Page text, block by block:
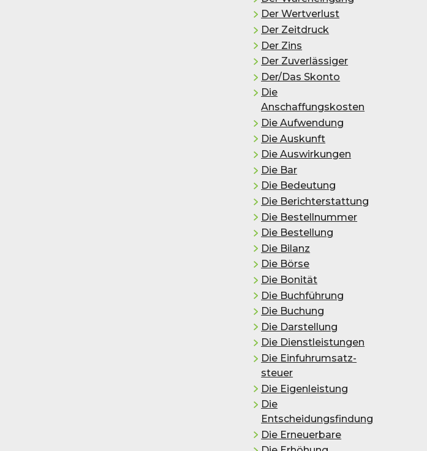
Der Wertverlust
Der Zeitdruck
Der Zins
Der Zuverlässiger
Der/Das Skon­to
Die
Anschaffungskosten
Die Auf­wen­dung
Die Auskunft
Die Auswirkungen
Die Bar
Die Bedeutung
Die Berichterstattung
Die Bestellnummer
Die Bestellung
Die Bilanz
Die Börse
Die Bo­ni­tät
Die Buchführung
Die Buchung
Die Darstellung
Die Dienstleistungen
Die Ein­fuhr­um­satz­
steu­er
Die Ei­gen­leis­tung
Die
Entscheidungsfindung
Die Erneuerbare